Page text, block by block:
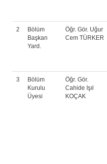
2
Bölüm
Başkan
Yard.
Öğr. Gör. Uğur
Cem TÜRKER
3
Bölüm
Kurulu
Üyesi
Öğr. Gör.
Cahide Işıl
KOÇAK